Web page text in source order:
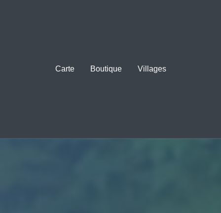
Carte Boutique Villages